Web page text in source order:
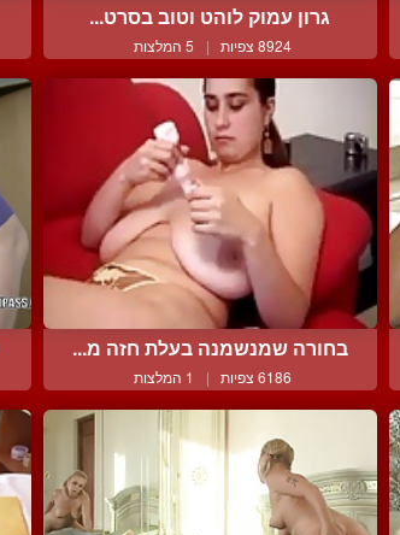
גרון עמוק לוהט וטוב בסרט...
8924 צפיות | 5 המלצות
בחורה שמנשמנה בעלת חזה מ...
6186 צפיות | 1 המלצות